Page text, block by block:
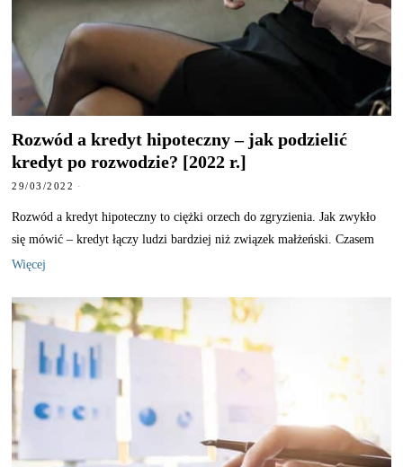
Rozwód a kredyt hipoteczny – jak podzielić
kredyt po rozwodzie? [2022 r.]
29/03/2022
Rozwód a kredyt hipoteczny to ciężki orzech do zgryzienia. Jak zwykło
się mówić – kredyt łączy ludzi bardziej niż związek małżeński. Czasem
Więcej